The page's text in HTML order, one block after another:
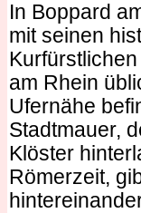
In Boppard
mit seinen
am Rhein
Ufernähe
Stadtmauer,
Klöster
Römerzeit,